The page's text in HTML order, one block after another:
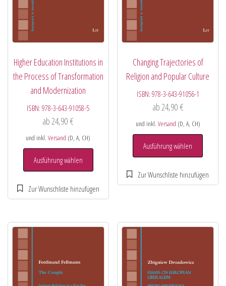
Higher Education Institutions in
the Process of Transformation
and Modernization
ISBN:978-3-643-91058-5
ab 24,90€
und inkl.Versand (D, A, CH)
Ausführung wählen
Changing Trajectories of
Religion and Popular Culture
ISBN: 978-3-643-91056-1
ab 24,90 €
und inkl. Versand (D, A, CH)
Ausführung wählen